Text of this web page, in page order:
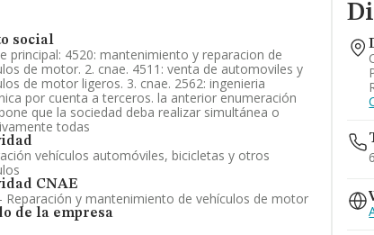
social
principal: 4520: mantenimiento y reparacion de
de motor. 2. cnae. 4511: venta de automoviles y
de motor ligeros. 3. cnae. 2562: ingenieria
por cuenta a terceros. la anterior enumeración
que la sociedad deba realizar simultánea o
todas
vehículos automóviles, bicicletas y otros
CNAE
Reparación y mantenimiento de vehículos de motor
de la empresa